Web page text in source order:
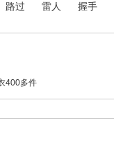
路过 雷人 握手
400多件